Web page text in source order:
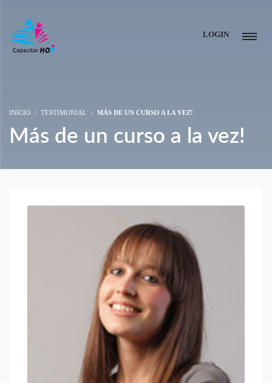
LOGIN
INICIO TESTIMONIAL MÁS DE UN CURSO A LA VEZ!
Más de un curso a la vez!